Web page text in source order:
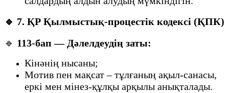
🔹 7. ҚР Қылмыстық-процестік кодексі (ҚПК)
🔹 113-бап — Дәлелдеудің заты:
Кінәнің нысаны;
Мотив пен мақсат – тұлғаның ақыл-санасы,
еркі мен мінез-құлқы арқылы анықталады.